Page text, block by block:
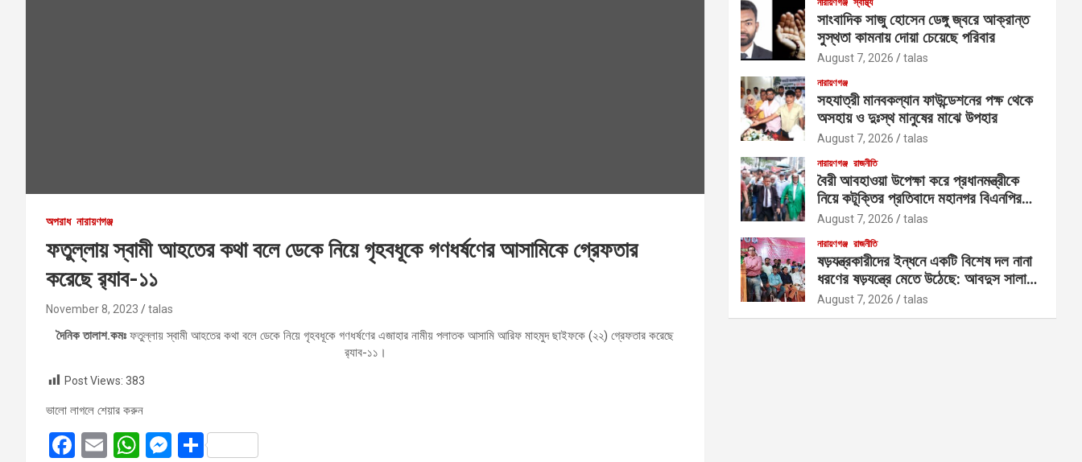
অপরাধ নারায়ণগঞ্জ
ফতুল্লায় স্বামী আহতের কথা বলে ডেকে নিয়ে গৃহবধূকে গণধর্ষণের আসামিকে গ্রেফতার
করেছে র‌্যাব-১১
November 8, 2023 talas
দৈনিক তালাশ.কমঃফতুল্লায় স্বামী আহতের কথা বলে ডেকে নিয়ে গৃহবধূকে গণধর্ষণের এজাহার নামীয় পলাতক আসামি আরিফ মাহমুদ ছাইফকে (২২) গ্রেফতার করেছে
র‌্যাব-১১।
Post Views: 383
ভালো লাগলে শেয়ার করুন
F
E
W M S
নারায়ণগঞ্জ স্বাস্থ্য
সাংবাদিক সাজু হোসেন ডেঙ্গু জ্বরে আক্রান্ত
সুস্থতা কামনায় দোয়া চেয়েছে পরিবার
August 7, 2026 talas
নারায়ণগঞ্জ
সহযাত্রী মানবকল্যান ফাউন্ডেশনের পক্ষ থেকে
অসহায় ও দুঃস্থ মানুষের মাঝে উপহার
August 7, 2026 talas
নারায়ণগঞ্জ রাজনীতি
বৈরী আবহাওয়া উপেক্ষা করে প্রধানমন্ত্রীকে
নিয়ে কটূক্তির প্রতিবাদে মহানগর বিএনপির
বিক্ষোভ
August 7, 2026 talas
নারায়ণগঞ্জ রাজনীতি
ষড়যন্ত্রকারীদের ইন্ধনে একটি বিশেষ দল নানা
ধরণের ষড়যন্ত্রে মেতে উঠেছে: আবদুস সালাম
আজাদ
August 7, 2026 talas